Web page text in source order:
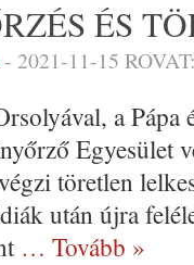
ÉS
- 2021-11-15
a
Egyesület
töretlen
után újra
… Tovább »